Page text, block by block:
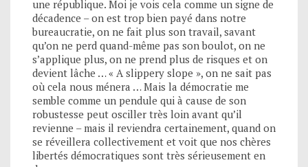
une république. Moi je vois cela comme un signe de
décadence – on est trop bien payé dans notre
bureaucratie, on ne fait plus son travail, savant
qu’on ne perd quand-même pas son boulot, on ne
s’applique plus, on ne prend plus de risques et on
devient lâche … « A slippery slope », on ne sait pas
où cela nous ménera … Mais la démocratie me
semble comme un pendule qui à cause de son
robustesse peut osciller très loin avant qu’il
revienne – mais il reviendra certainement, quand on
se réveillera collectivement et voit que nos chères
libertés démocratiques sont très sérieusement en